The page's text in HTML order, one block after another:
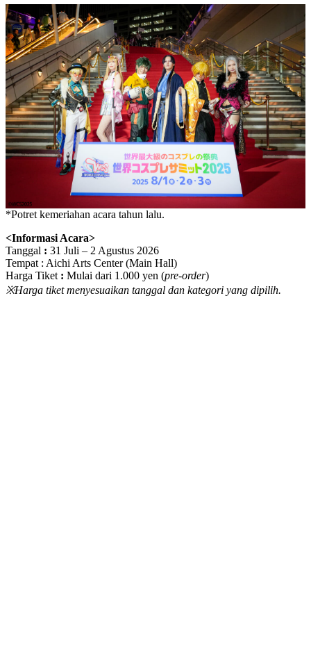
*Potret kemeriahan acara tahun lalu.
<Informasi Acara>
Tanggal : 31 Juli – 2 Agustus 2026
Tempat : Aichi Arts Center (Main Hall)
Harga Tiket : Mulai dari 1.000 yen (pre-order)
※Harga tiket menyesuaikan tanggal dan kategori yang dipilih.